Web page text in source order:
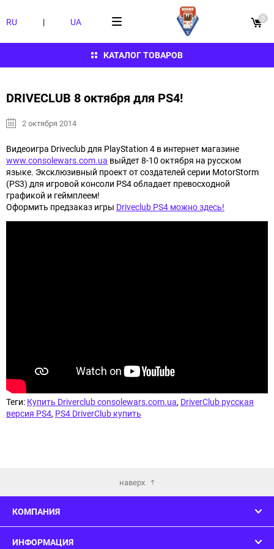
КАТАЛОГ ТОВАРОВ
RU | UA 0
DRIVECLUB 8 октября для PS4!
2 октября 2014
Видеоигра Driveclub для PlayStation 4 в интернет магазине
www.consolewars.com.ua выйдет 8-10 октября на русском
языке. Эксклюзивный проект от создателей серии MotorStorm
(PS3) для игровой консоли PS4 обладает превосходной
графикой и геймплеем!
Оформить предзаказ игры Driveclub PS4 можно здесь!
Теги: Купить Driverclub consolewars.com.ua, DriverClub русская
версия PS4, PS4 DriverClub купить
наверх
КОМПАНИЯ
ИНФОРМАЦИЯ